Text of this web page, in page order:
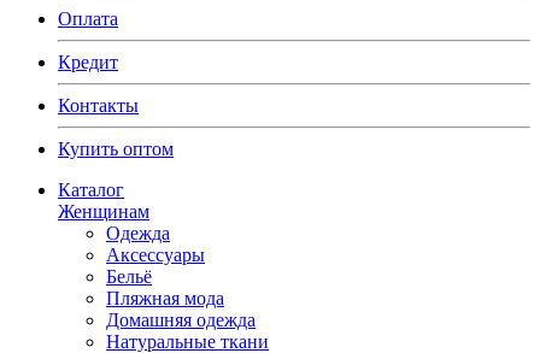
Оплата
Кредит
Контакты
Купить оптом
Каталог
Женщинам
Одежда
Аксессуары
Бельё
Пляжная мода
Домашняя одежда
Натуральные ткани